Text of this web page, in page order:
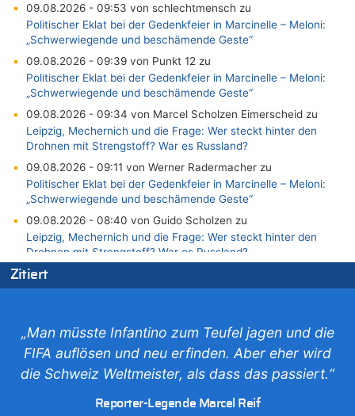
09.08.2026 - 09:53 von schlechtmensch zu
Politischer Eklat bei der Gedenkfeier in Marcinelle – Meloni:
„Schwerwiegende und beschämende Geste“
09.08.2026 - 09:39 von Punkt 12 zu
Politischer Eklat bei der Gedenkfeier in Marcinelle – Meloni:
„Schwerwiegende und beschämende Geste“
09.08.2026 - 09:34 von Marcel Scholzen Eimerscheid zu
Leipzig, Mechernich und die Frage: Wer steckt hinter den
Drohnen mit Strengstoff? War es Russland?
09.08.2026 - 09:11 von Werner Radermacher zu
Politischer Eklat bei der Gedenkfeier in Marcinelle – Meloni:
„Schwerwiegende und beschämende Geste“
09.08.2026 - 08:40 von Guido Scholzen zu
Leipzig, Mechernich und die Frage: Wer steckt hinter den
Drohnen mit Strengstoff? War es Russland?
09.08.2026 - 08:21 von Zuhörer zu
Aachen ab 11. August wieder Mekka des Pferdesports –
09.08.2026 - 07:40 von SoSo zu
Aachen ab 11. August wieder Mekka des Pferdesports –
Belgien setzt bei Reit-WM auf starke Springreiter
09.08.2026 - 07:00 von Zuhörer zu
Wasserstand des Rheins in NRW so niedrig wie noch nie
Zitiert
„Man müsste Infantino zum Teufel jagen und die
FIFA auflösen und neu erfinden. Aber eher wird
die Schweiz Weltmeister, als dass das passiert.“
Reporter-Legende Marcel Reif